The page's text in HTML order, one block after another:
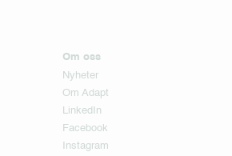
Om oss
Nyheter
Om Adapt
LinkedIn
Facebook
Instagram